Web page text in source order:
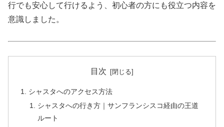
行でも安心して行けるよう、初心者の方にも役立つ内容を
意識しました。
目次
シャスタへのアクセス方法
シャスタへの行き方｜サンフランシスコ経由の王道
ルート